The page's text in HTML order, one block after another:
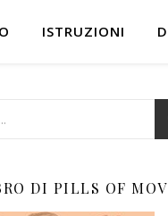
ISTRUZIONI
DI PILLS OF